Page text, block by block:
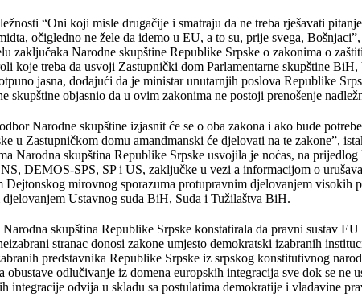
“Oni koji misle drugačije i smatraju da ne treba rješavati
očigledno ne žele da idemo u EU, a to su, prije svega,
zaključaka Narodne skupštine Republike Srpske o zakonima o
koje treba da usvoji Zastupnički dom Parlamentarne skupštine
jasna, dodajući da je ministar unutarnjih poslova Republike
skupštine objasnio da u ovim zakonima ne postoji prenošenje
Narodne skupštine izjasnit će se o oba zakona i ako bude
u Zastupničkom domu amandmanski će djelovati na te zakone”,
Narodna skupština Republike Srpske usvojila je noćas, na
DEMOS-SPS, SP i US, zaključke u vezi a informacijom o
Dejtonskog mirovnog sporazuma protupravnim djelovanjem visokih
Ustavnog suda BiH, Suda i Tužilaštva BiH.
skupština Republike Srpske konstatirala da pravni sustav EU
stranac donosi zakone umjesto demokratski izabranih
predstavnika Republike Srpske iz srpskog konstitutivnog
obustave odlučivanje iz domena europskih integracija sve dok se ne
integracije odvija u skladu sa postulatima demokratije i vladavine